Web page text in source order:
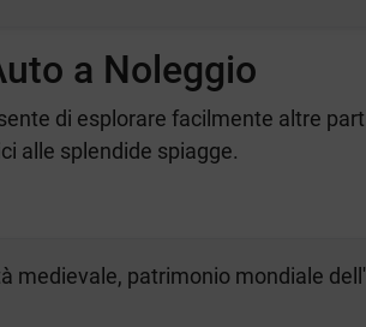
a Noleggio
di esplorare facilmente altre
alle splendide spiagge.
medievale, patrimonio mondiale